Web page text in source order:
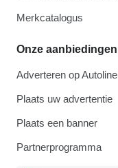
Merkcatalogus
Onze aanbiedingen
Adverteren op Autoline
Plaats uw advertentie
Plaats een banner
Partnerprogramma